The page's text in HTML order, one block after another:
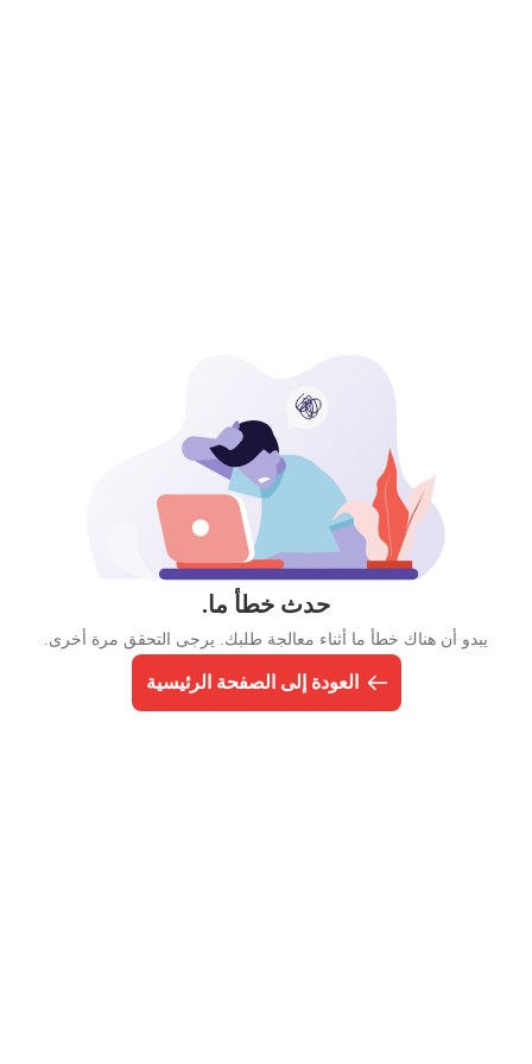
حدث خطأ ما.
يبدو أن هناك خطأ ما أثناء معالجة طلبك. يرجى التحقق مرة أخرى.
العودة إلى الصفحة الرئيسية